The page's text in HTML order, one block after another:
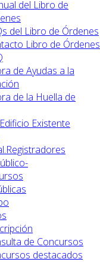
del Libro de
del Libro de Órdenes
Libro de Órdenes
de Ayudas a la
de la Huella de
Existente
de Concursos
destacados